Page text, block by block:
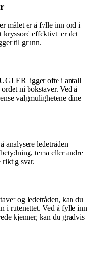
målet er å fylle inn ord i
kryssord effektivt, er det
til grunn.
ligger ofte i antall
ni bokstaver. Ved å
valgmulighetene dine
analysere ledetråden
tema eller andre
riktig svar.
og ledetråden, kan du
i rutenettet. Ved å fylle inn
kjenner, kan du gradvis